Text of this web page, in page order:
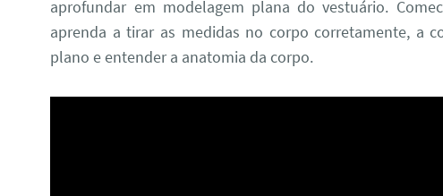
aprofundar em modelagem plana do vestuário.
aprenda a tirar as medidas no corpo corretamente, a
plano e entender a anatomia da corpo.